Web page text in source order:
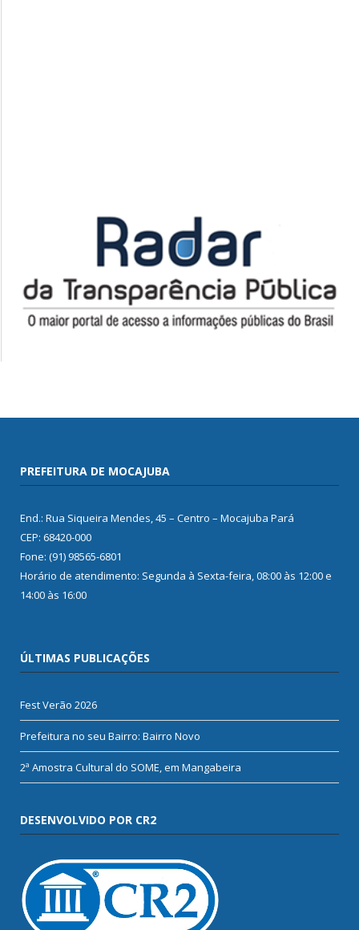
PREFEITURA DE MOCAJUBA
End.: Rua Siqueira Mendes, 45 – Centro – Mocajuba Pará
CEP: 68420-000
Fone: (91) 98565-6801
Horário de atendimento: Segunda à Sexta-feira, 08:00 às 12:00 e
14:00 às 16:00
ÚLTIMAS PUBLICAÇÕES
Fest Verão 2026
Prefeitura no seu Bairro: Bairro Novo
2ª Amostra Cultural do SOME, em Mangabeira
DESENVOLVIDO POR CR2